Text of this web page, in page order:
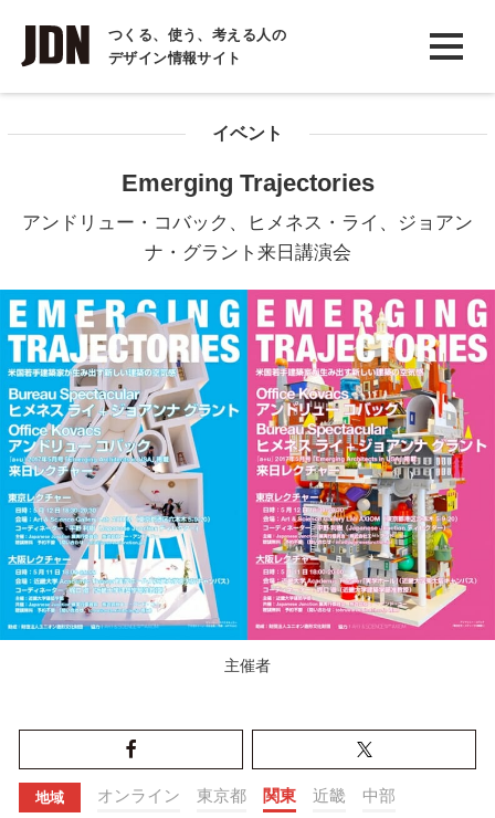
つくる、使う、考える人の
デザイン情報サイト
INTERVIEW
インタビュー
COLUMN
イベント
Emerging Trajectories
アンドリュー・コバック、ヒメネス・ライ、ジョアン
ナ・グラント来日講演会
主催者
地域 オンライン 東京都 関東 近畿 中部